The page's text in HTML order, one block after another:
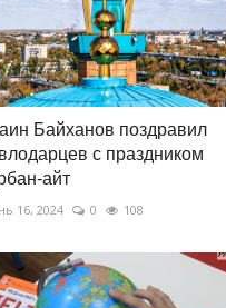
Байханов поздравил
с праздником
айт
16, 2024 0 108
предсказаний и Авг 6, 2026
На